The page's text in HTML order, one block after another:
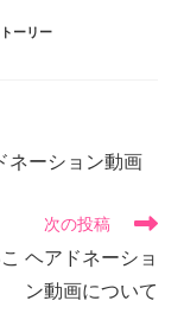
ーリー
ネーション動画
次の投稿
ヘアドネーショ
ン動画について